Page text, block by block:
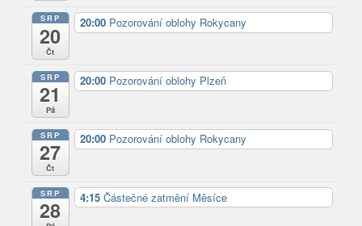
SRP
20
Čt
20:00 Pozorování oblohy Rokycany
SRP
21
Pá
20:00 Pozorování oblohy Plzeň
SRP
27
Čt
20:00 Pozorování oblohy Rokycany
SRP
28
4:15 Částečné zatmění Měsíce